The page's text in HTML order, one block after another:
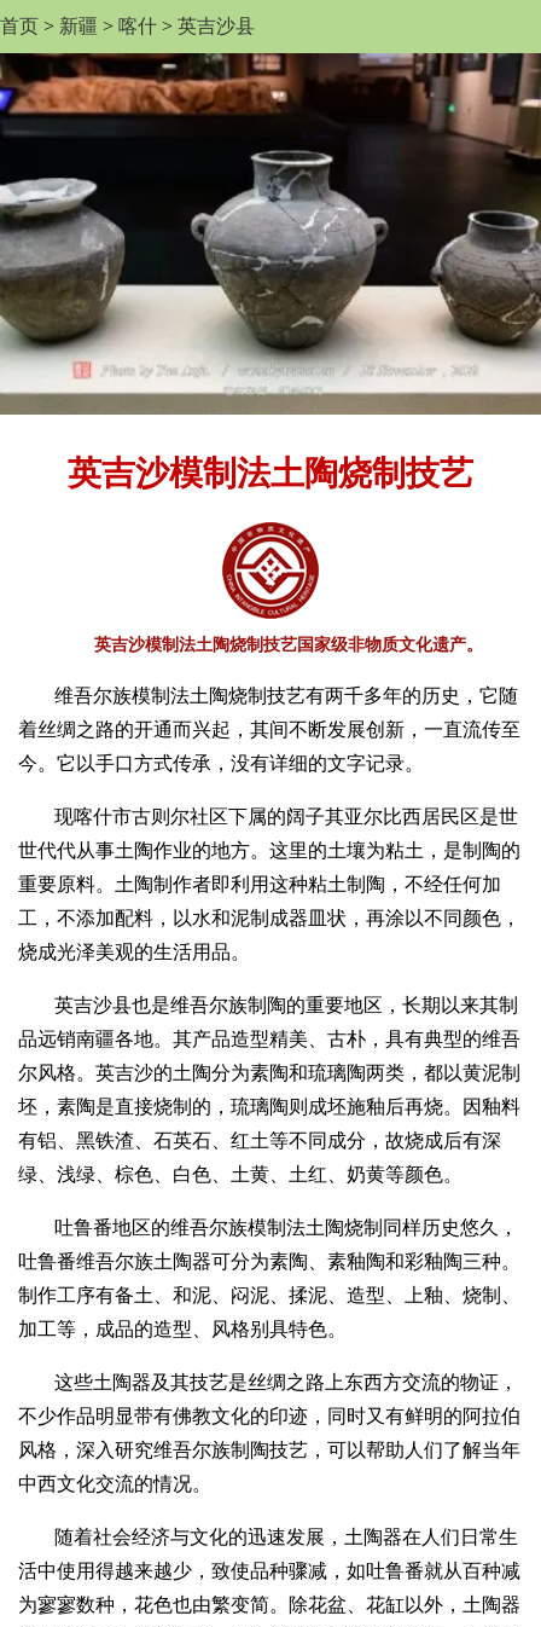
首页 > 新疆 > 喀什 > 英吉沙县
英吉沙模制法土陶烧制技艺
英吉沙模制法土陶烧制技艺国家级非物质文化遗产。
维吾尔族模制法土陶烧制技艺有两千多年的历史，它随
着丝绸之路的开通而兴起，其间不断发展创新，一直流传至
今。它以手口方式传承，没有详细的文字记录。
现喀什市古则尔社区下属的阔子其亚尔比西居民区是世
世代代从事土陶作业的地方。这里的土壤为粘土，是制陶的
重要原料。土陶制作者即利用这种粘土制陶，不经任何加
工，不添加配料，以水和泥制成器皿状，再涂以不同颜色，
烧成光泽美观的生活用品。
英吉沙县也是维吾尔族制陶的重要地区，长期以来其制
品远销南疆各地。其产品造型精美、古朴，具有典型的维吾
尔风格。英吉沙的土陶分为素陶和琉璃陶两类，都以黄泥制
坯，素陶是直接烧制的，琉璃陶则成坯施釉后再烧。因釉料
有铝、黑铁渣、石英石、红土等不同成分，故烧成后有深
绿、浅绿、棕色、白色、土黄、土红、奶黄等颜色。
吐鲁番地区的维吾尔族模制法土陶烧制同样历史悠久，
吐鲁番维吾尔族土陶器可分为素陶、素釉陶和彩釉陶三种。
制作工序有备土、和泥、闷泥、揉泥、造型、上釉、烧制、
加工等，成品的造型、风格别具特色。
这些土陶器及其技艺是丝绸之路上东西方交流的物证，
不少作品明显带有佛教文化的印迹，同时又有鲜明的阿拉伯
风格，深入研究维吾尔族制陶技艺，可以帮助人们了解当年
中西文化交流的情况。
随着社会经济与文化的迅速发展，土陶器在人们日常生
活中使用得越来越少，致使品种骤减，如吐鲁番就从百种减
为寥寥数种，花色也由繁变简。除花盆、花缸以外，土陶器